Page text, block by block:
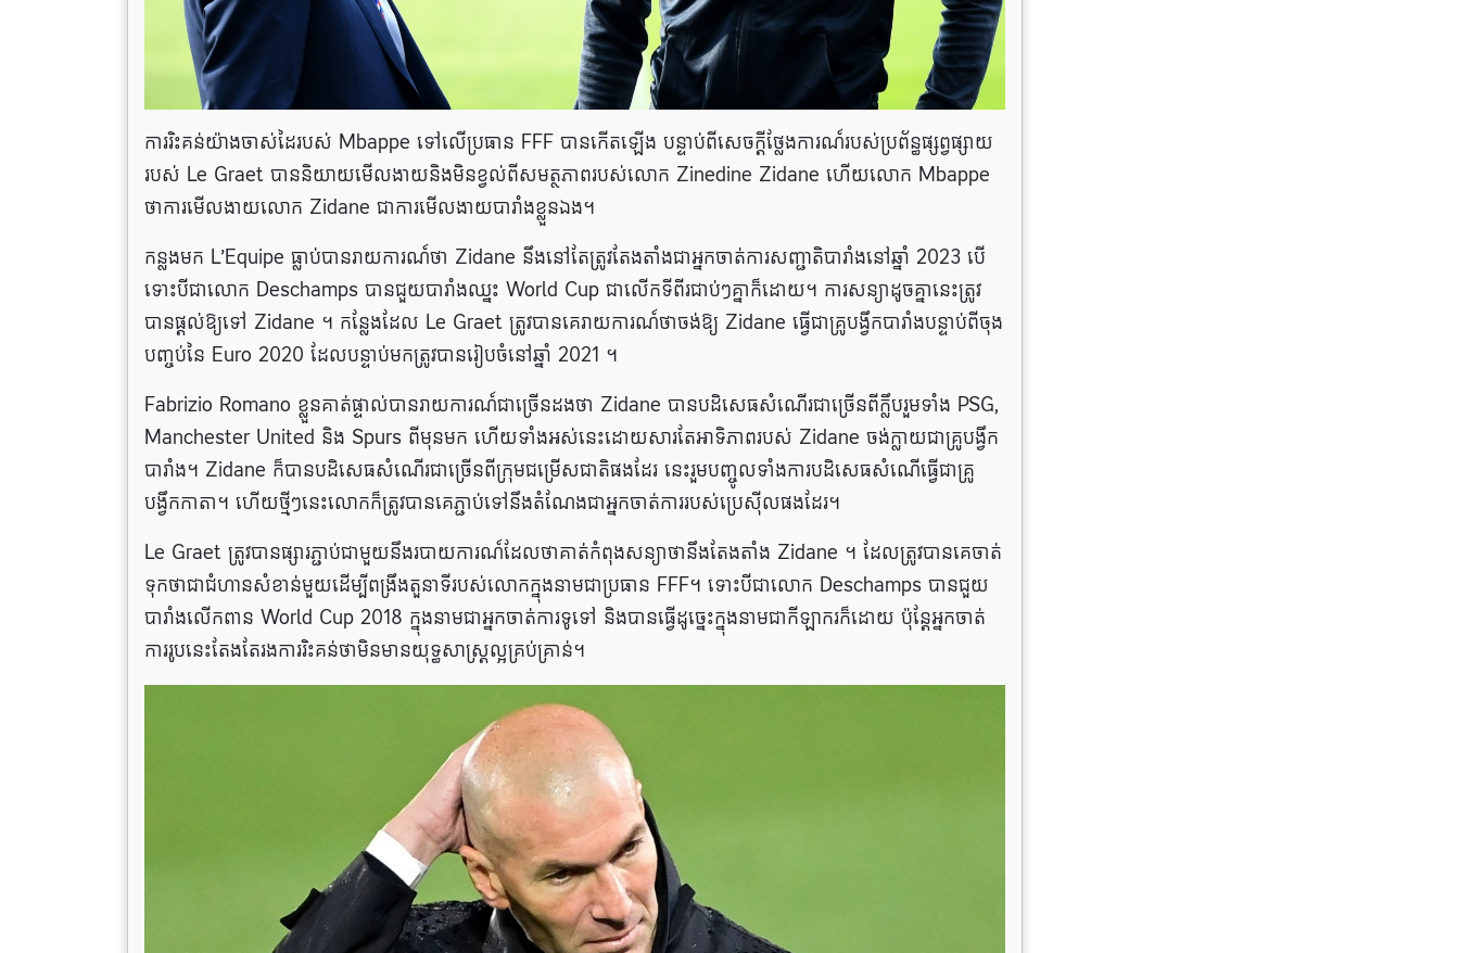
ការរិះគន់យ៉ាងចាស់ដៃរបស់ Mbappe ទៅលើប្រធាន FFF បានកើតឡើង បន្ទាប់ពីសេចក្តីថ្លែងការណ៍របស់ប្រព័ន្ធផ្សព្វផ្សាយ
របស់ Le Graet បាន​និយាយមើលងាយ​និង​មិន​ខ្វល់​ពី​សមត្ថភាព​របស់​លោក Zinedine Zidane ហើយ​លោក Mbappe
ថា​ការ​មើលងាយលោក Zidane ជាការ​មើលងាយ​បារាំងខ្លួនឯង។
កន្លងមក L’Equipe ធ្លាប់បានរាយការណ៍ថា Zidane នឹងនៅតែត្រូវតែងតាំងជាអ្នកចាត់ការសញ្ជាតិបារាំងនៅឆ្នាំ 2023 បើ
ទោះបីជាលោក Deschamps បានជួយបារាំងឈ្នះ World Cup ជាលើកទីពីរជាប់ៗគ្នាក៏ដោយ។ ការសន្យាដូចគ្នានេះត្រូវ
បានផ្តល់ឱ្យទៅ Zidane ។ កន្លែងដែល Le Graet ត្រូវបានគេរាយការណ៍ថាចង់ឱ្យ Zidane ធ្វើជាគ្រូបង្វឹកបារាំងបន្ទាប់ពីចុង
បញ្ចប់នៃ Euro 2020 ដែលបន្ទាប់មកត្រូវបានរៀបចំនៅឆ្នាំ 2021 ។
Fabrizio Romano ខ្លួនគាត់ផ្ទាល់បានរាយការណ៍ជាច្រើនដងថា Zidane បានបដិសេធសំណើរជាច្រើនពីក្លឹបរួមទាំង PSG,
Manchester United និង Spurs ពីមុនមក ហើយទាំងអស់នេះដោយសារតែអាទិភាពរបស់ Zidane ចង់​ក្លាយជាគ្រូបង្វឹក
បារាំង។ Zidane ក៏បានបដិសេធសំណើរជាច្រើនពីក្រុមជម្រើសជាតិផងដែរ នេះរួមបញ្ចូលទាំងការបដិសេធសំណើធ្វើជាគ្រូ
បង្វឹកកាតា។ ហើយ​ថ្មីៗ​នេះ​លោក​ក៏​ត្រូវ​បាន​គេ​ភ្ជាប់​ទៅ​នឹង​តំណែង​ជា​អ្នក​ចាត់​ការ​របស់​ប្រេស៊ីល​ផង​ដែរ។
Le Graet ត្រូវបានផ្សារភ្ជាប់ជាមួយនឹងរបាយការណ៍ដែលថាគាត់កំពុងសន្យាថានឹងតែងតាំង Zidane ។ ដែល​ត្រូវ​បាន​គេ​ចាត់​
ទុក​ថា​ជា​ជំហាន​សំខាន់​មួយ​ដើម្បី​ពង្រឹង​តួនាទី​របស់​លោក​ក្នុង​នាម​ជា​ប្រធាន FFF។ ទោះបីជាលោក Deschamps បានជួយ
បារាំងលើកពាន World Cup 2018 ក្នុងនាមជាអ្នកចាត់ការទូទៅ និងបានធ្វើដូច្នេះក្នុងនាមជាកីឡាករក៏ដោយ ប៉ុន្តែអ្នកចាត់
ការរូបនេះតែងតែរងការរិះគន់ថាមិនមានយុទ្ធសាស្ត្រល្អគ្រប់គ្រាន់។